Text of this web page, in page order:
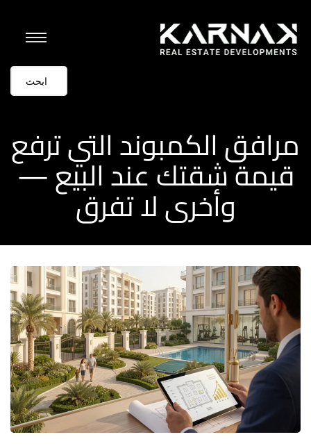
مرافق الكمبوند التي ترفع
قيمة شقتك عند البيع —
وأخرى لا تفرق